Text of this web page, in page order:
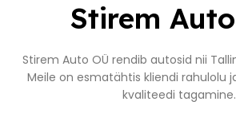
Stirem
Stirem Auto OÜ rendib autosid nii
Meile on esmatähtis kliendi rahulolu
kvaliteedi tagamine.